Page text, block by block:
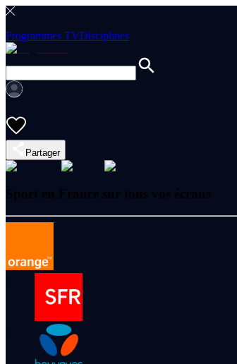
Programmes TVDisciplines
Partager
Sport en France sur tous vos écrans